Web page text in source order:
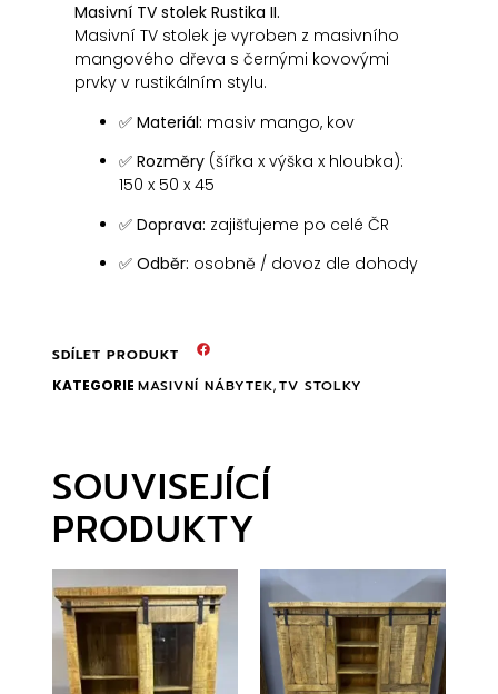
Masivní TV stolek Rustika II.
Masivní TV stolek je vyroben z masivního
mangového dřeva s černými kovovými
prvky v rustikálním stylu.
✅Materiál: masiv mango, kov
✅Rozměry (šířka x výška x hloubka):
150 x 50 x 45
✅Doprava: zajišťujeme po celé ČR
✅Odběr: osobně / dovoz dle dohody
SDÍLET PRODUKT
KATEGORIE MASIVNÍ NÁBYTEK,TV STOLKY
SOUVISEJÍCÍ
PRODUKTY